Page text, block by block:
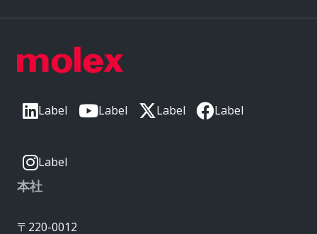
Label Label Label Label
Label
本社
〒220-0012